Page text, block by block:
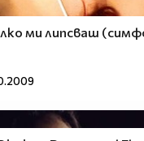
ми липсваш